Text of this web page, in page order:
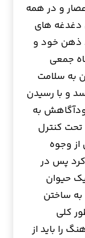
و در همه
دغدغه هاي
ذهن خود و
جمعي
به سلامت
و با رسيدن
به
كنترل
وجوه
كرد پس در
حيوان
ساختن
كلي
را بايد از